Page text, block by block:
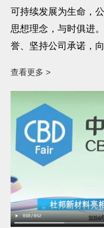
可持续发展为生命，
思想理念，与时俱进
誉、坚持公司承诺，
查看更多 >